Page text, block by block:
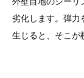
劣化します。弾力
生じると、そこが